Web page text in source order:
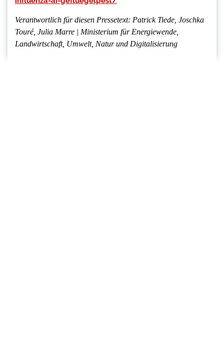
Verantwortlich für diesen Pressetext: Patrick Tiede, Joschka
Touré, Julia Marre | Ministerium für Energiewende,
Landwirtschaft, Umwelt, Natur und Digitalisierung